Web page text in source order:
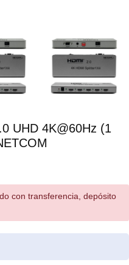
UHD 4K@60Hz (1
con transferencia, depósito